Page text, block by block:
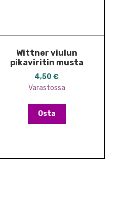
Wittner viulun
pikaviritin musta
4,50€
Varastossa
Osta